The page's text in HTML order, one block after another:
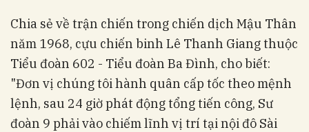
Chia sẻ về trận chiến trong chiến dịch Mậu Thân
năm 1968, cựu chiến binh Lê Thanh Giang thuộc
Tiểu đoàn 602 - Tiểu đoàn Ba Đình, cho biết:
"Đơn vị chúng tôi hành quân cấp tốc theo mệnh
lệnh, sau 24 giờ phát động tổng tiến công, Sư
đoàn 9 phải vào chiếm lĩnh vị trí tại nội đô Sài